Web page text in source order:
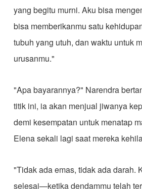
yang begitu murni. Aku bisa
bisa memberikanmu satu
tubuh yang utuh, dan waktu untuk
urusanmu."
​"Apa bayarannya?" Narendra
titik ini, ia akan menjual jiwanya
demi kesempatan untuk menatap
Elena sekali lagi saat mereka
​"Tidak ada emas, tidak ada darah.
selesai—ketika dendammu telah